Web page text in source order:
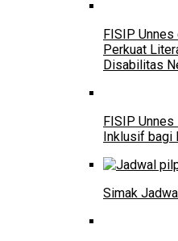
FISIP Unnes
Perkuat
Disabilitas
FISIP
Inklusif bagi
Simak